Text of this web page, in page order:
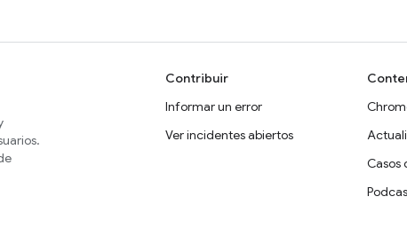
Contribuir
Informar un error
Ver incidentes abiertos
Casos